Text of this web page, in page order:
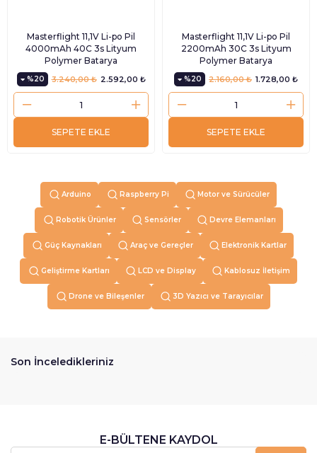
Masterflight 11,1V Li-po Pil
4000mAh 40C 3s Lityum
Polymer Batarya
%20 2.592,00 ₺
3.240,00 ₺
SEPETE EKLE
Masterflight 11,1V Li-po Pil
2200mAh 30C 3s Lityum
Polymer Batarya
%20 1.728,00 ₺
2.160,00 ₺
SEPETE EKLE
Arduino Raspberry Pi Motor ve Sürücüler
Robotik Ürünler Sensörler Devre Elemanları
Güç Kaynakları Araç ve Gereçler Elektronik Kartlar
Geliştirme Kartları LCD ve Display Kablosuz İletişim
Drone ve Bileşenler 3D Yazıcı ve Tarayıcılar
Son İnceledikleriniz
E-BÜLTENE KAYDOL